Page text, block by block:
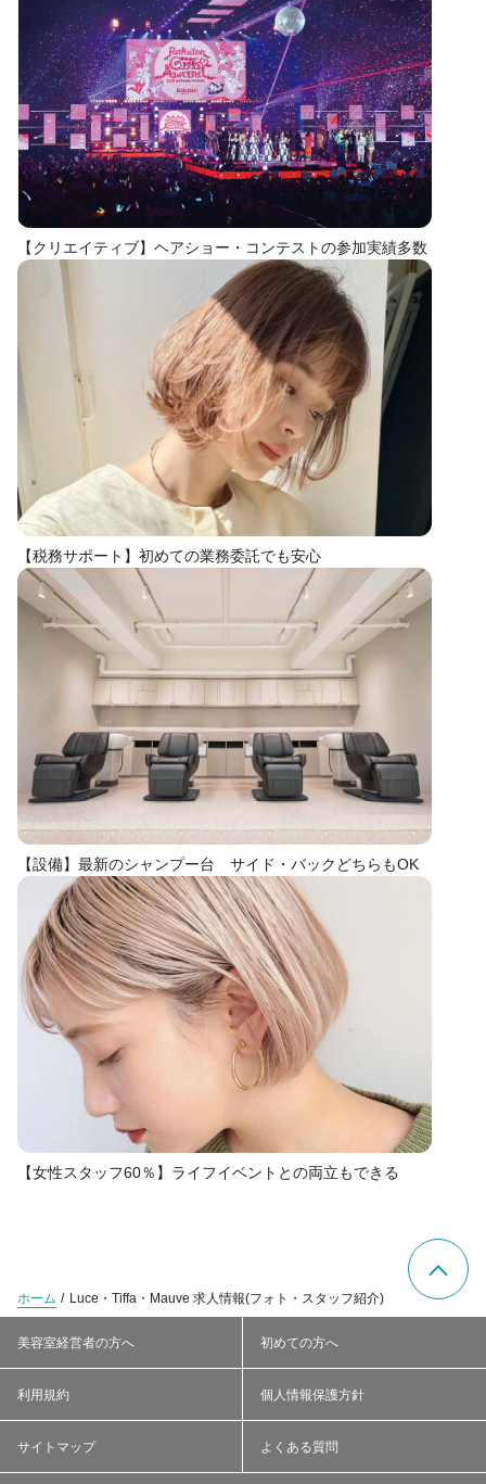
【クリエイティブ】ヘアショー・コンテストの参加実績多数
【税務サポート】初めての業務委託でも安心
【設備】最新のシャンプー台 サイド・バックどちらもOK
【女性スタッフ60％】ライフイベントとの両立もできる
ホーム Luce・Tiffa・Mauve 求人情報(フォト・スタッフ紹介)
美容室経営者の方へ 初めての方へ
利用規約 個人情報保護方針
サイトマップ よくある質問